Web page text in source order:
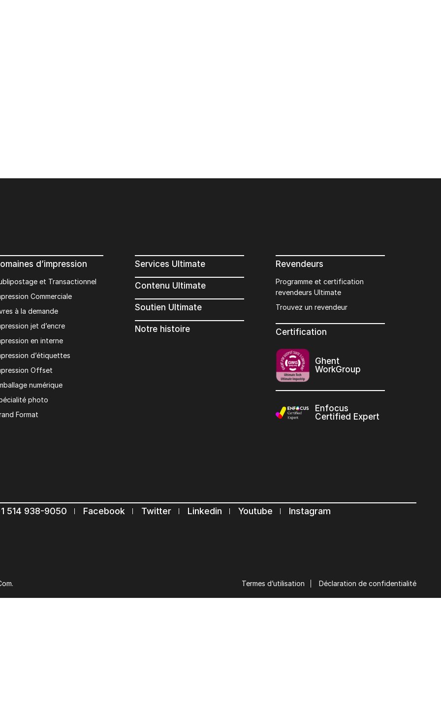
d’impression
et Transactionnel
Commerciale
à la demande
jet d’encre
en interne
d’étiquettes
Offset
numérique
photo
Format
Services Ultimate
Contenu Ultimate
Soutien Ultimate
Notre histoire
Revendeurs
Programme et certification
revendeurs Ultimate
Trouvez un revendeur
Certification
Ghent
WorkGroup
Enfocus
Certified Expert
514 938-9050 Facebook Twitter Linkedin Youtube Instagram
Termes d’utilisation Déclaration de confidentialité
Abonnez-vous à notre liste de diffusion